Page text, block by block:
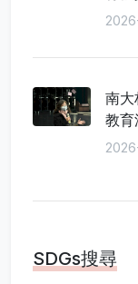
南大
教育
SDGs搜尋